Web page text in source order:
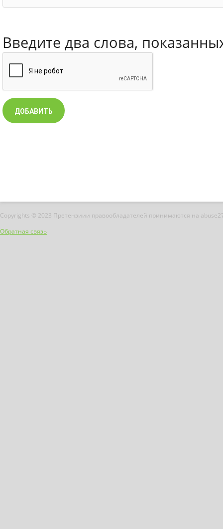
Введите два слова,
Copyrights © 2023 Претензиии правообладателей принимаются на
Обратная связь